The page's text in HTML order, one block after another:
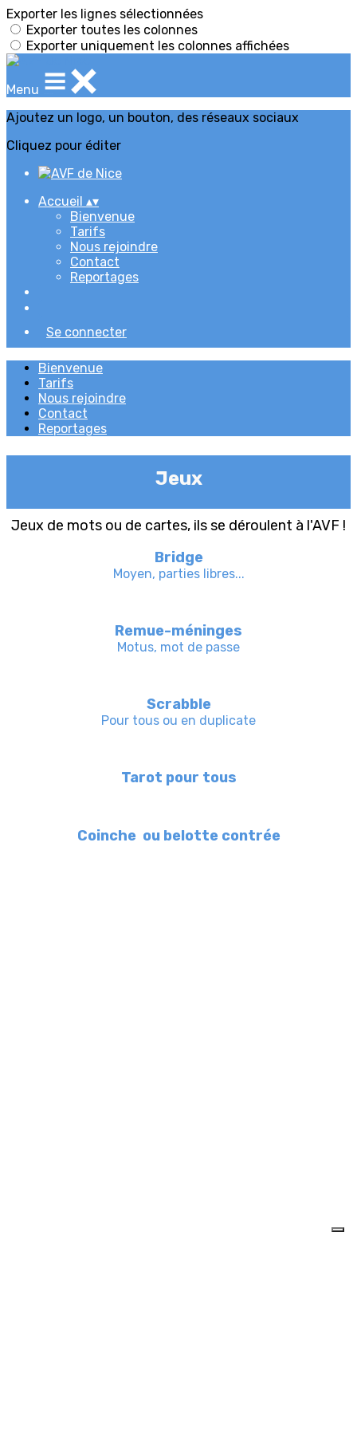
Exporter les lignes sélectionnées
Exporter toutes les colonnes
Exporter uniquement les colonnes affichées
Menu
Ajoutez un logo, un bouton, des réseaux sociaux
Cliquez pour éditer
Accueil ▴▾
Bienvenue
Tarifs
Nous rejoindre
Contact
Reportages
Se connecter
Bienvenue
Tarifs
Nous rejoindre
Contact
Reportages
Jeux
Jeux de mots ou de cartes, ils se déroulent à l'AVF !
Bridge
Moyen, parties libres...
Remue-méninges
Motus, mot de passe
Scrabble
Pour tous ou en duplicate
Tarot pour tous
Coinche ou belotte contrée